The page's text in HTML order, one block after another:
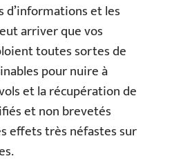
d’informations et les
arriver que vos
toutes sortes de
pour nuire à
et la récupération de
et non brevetés
effets très néfastes sur